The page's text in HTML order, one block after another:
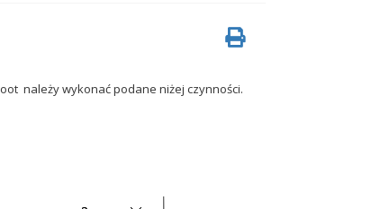
należy wykonać podane niżej czynności.